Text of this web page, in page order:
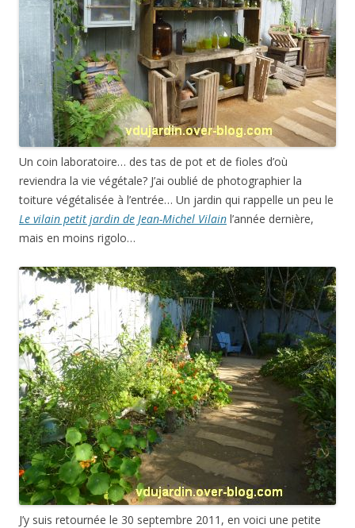
Un coin laboratoire… des tas de pot et de fioles d’où
reviendra la vie végétale? J’ai oublié de photographier la
toiture végétalisée à l’entrée… Un jardin qui rappelle un peu le
Le vilain petit jardin de Jean-Michel Vilain l’année dernière,
mais en moins rigolo…
J’y suis retournée le 30 septembre 2011, en voici une petite